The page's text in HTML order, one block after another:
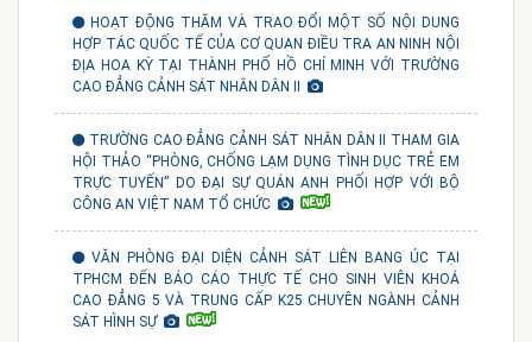
HOẠT ĐỘNG THĂM VÀ TRAO ĐỔI MỘT SỐ NỘI DUNG
HỢP TÁC QUỐC TẾ CỦA CƠ QUAN ĐIỀU TRA AN NINH NỘI
ĐỊA HOA KỲ TẠI THÀNH PHỐ HỒ CHÍ MINH VỚI TRƯỜNG
CAO ĐẲNG CẢNH SÁT NHÂN DÂN II
TRƯỜNG CAO ĐẲNG CẢNH SÁT NHÂN DÂN II THAM GIA
HỘI THẢO “PHÒNG, CHỐNG LẠM DỤNG TÌNH DỤC TRẺ EM
TRỰC TUYẾN” DO ĐẠI SỰ QUÁN ANH PHỐI HỢP VỚI BỘ
CÔNG AN VIỆT NAM TỔ CHỨC
VĂN PHÒNG ĐẠI DIỆN CẢNH SÁT LIÊN BANG ÚC TẠI
TPHCM ĐẾN BÁO CÁO THỰC TẾ CHO SINH VIÊN KHOÁ
CAO ĐẲNG 5 VÀ TRUNG CẤP K25 CHUYÊN NGÀNH CẢNH
SÁT HÌNH SỰ